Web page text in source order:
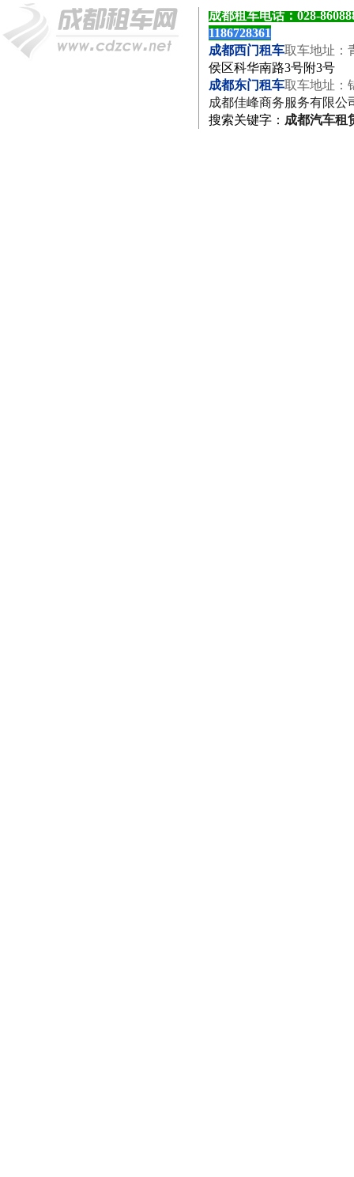
成都租车电话：028-
1186728361
成都西门租车取车地址
侯区科华南路3号附3号
成都东门租车取车地址
成都佳峰商务服务有限公
搜索关键字 ： 成都汽车租